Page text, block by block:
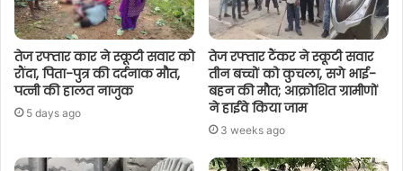
तेज रफ्तार कार ने स्कूटी सवार को
रौंदा, पिता-पुत्र की दर्दनाक मौत,
पत्नी की हालत नाजुक
5 days ago
तेज रफ्तार टैंकर ने स्कूटी सवार
तीन बच्चों को कुचला, सगे भाई-
बहन की मौत; आक्रोशित ग्रामीणों
ने हाईवे किया जाम
3 weeks ago